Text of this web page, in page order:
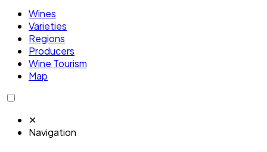
Wines
Varieties
Regions
Producers
Wine Tourism
Map
✕
Navigation